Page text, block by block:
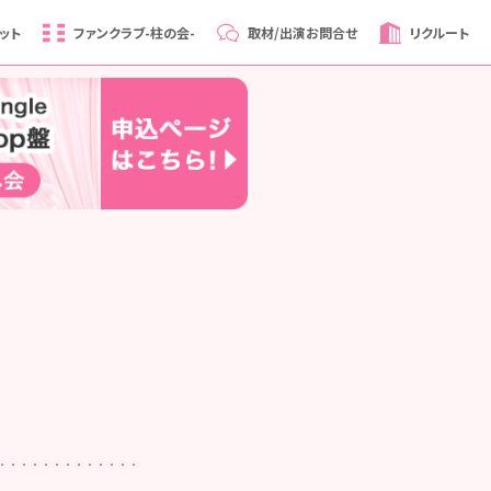
ト ファンクラブ-柱の会- 取材/出演お問合せ リクルート